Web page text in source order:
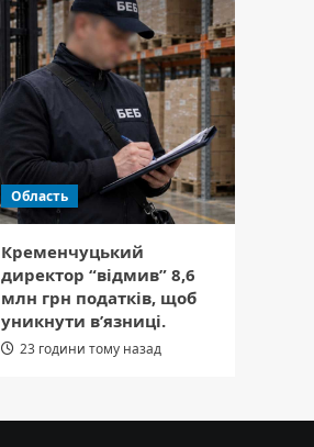
Область
Кременчуцький
директор “відмив” 8,6
млн грн податків, щоб
уникнути в’язниці.
23 години тому назад